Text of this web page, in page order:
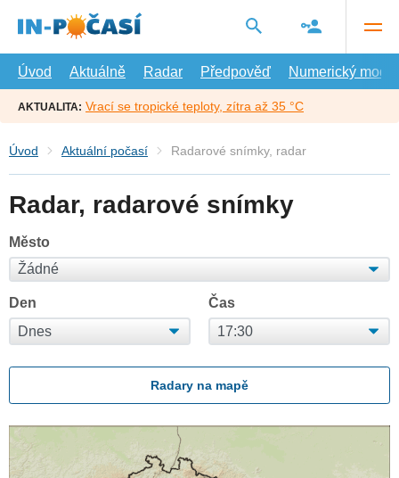
hlavní
Úvod
Aktuálně Radar Předpověď Numerický model
AKTUALITA: Vrací se tropické teploty, zítra až 35 °C
Úvod Aktuální počasí Radarové snímky, radar
Radar, radarové snímky
Město
Den Čas
Radary na mapě